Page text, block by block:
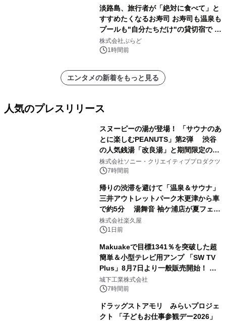
淡路島、旅行者が「絶対に食べて」と
すすめたくなるお寿司 お寿司も温泉も
プールも"自分たちだけ"の貸切宿で 1
日1組限定「岩屋温泉 絵島別庭 海と
森」の握り寿司プラン
株式会社ぷらど
1時間前
エンタメの新着をもっと見る
人気のプレスリリース
スヌーピーの湯が登場！ 「サウナのあ
とに楽しむPEANUTS」第2弾 渋谷
の人気銭湯「改良湯」と期間限定のコ
ラボレーション サウナイキタイコラ
ボグッズも発売決定！
株式会社ソニー・クリエイティブプロダクツ
7時間前
帰りの渋滞を避けて「温泉＆サウナ」
三井アウトレットパーク木更津から車
で約5分 湯舞音 袖ケ浦店が夏フェア
メニューを提供
株式会社楽久屋
1日前
Makuakeで目標1341％を突破した超
簡単＆小型テレビ用アンプ 「SW TV
Plus」8月7日より一般販売開始！ ケ
ーブル1本つなぐだけ、テレビの音が
ぐっと豊かに
城下工業株式会社
7時間前
ドラッグストアモリ みらいプロジェ
クト 「子どもお仕事参観デー2026」